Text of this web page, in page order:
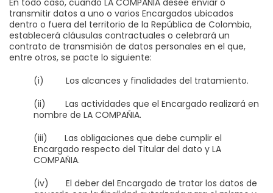
transmitir datos a uno o varios Encargados ubicados
dentro o fuera del territorio de la República de Colombia,
establecerá cláusulas contractuales o celebrará un
contrato de transmisión de datos personales en el que,
entre otros, se pacte lo siguiente:
(i) Los alcances y finalidades del tratamiento.
(ii) Las actividades que el Encargado realizará en
nombre de LA COMPAÑIA.
(iii) Las obligaciones que debe cumplir el
Encargado respecto del Titular del dato y LA
COMPAÑIA.
(iv) El deber del Encargado de tratar los datos de